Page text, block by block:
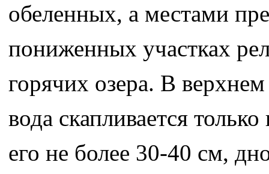
обеленных, а местами
пониженных участках
горячих озера. В
вода скапливается
его не более 30-40 см,